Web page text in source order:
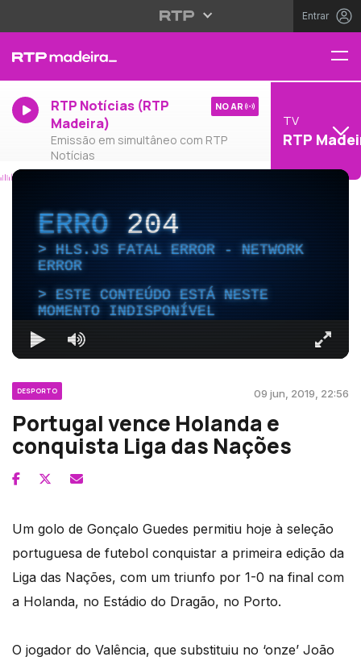
Entrar
RTP Notícias (RTP
Madeira)
Emissão em simultâneo com RTP
Notícias
NO AR
TV
RTP
ERRO204
HLS.JS FATAL ERROR - NETWORK
ERROR
ESTE CONTEÚDO ESTÁ NESTE
MOMENTO INDISPONÍVEL
DESPORTO 09 jun, 2019, 22:56
Portugal vence Holanda e
conquista Liga das Nações
Um golo de Gonçalo Guedes permitiu hoje à seleção
portuguesa de futebol conquistar a primeira edição da
Liga das Nações, com um triunfo por 1-0 na final com
a Holanda, no Estádio do Dragão, no Porto.
O jogador do Valência, que substituiu no ‘onze’ João